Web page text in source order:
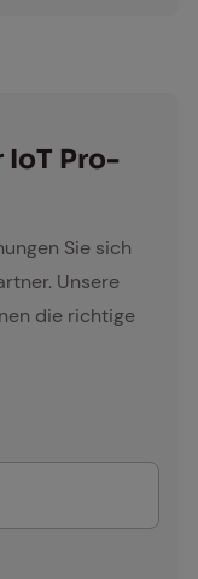
IoT Pro­
Sie sich
Unsere
die richtige